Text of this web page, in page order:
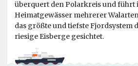
überquert den Polarkreis und führt
Heimatgewässer mehrerer
das größte und tiefste Fjordsystem
riesige Eisberge gesichtet.